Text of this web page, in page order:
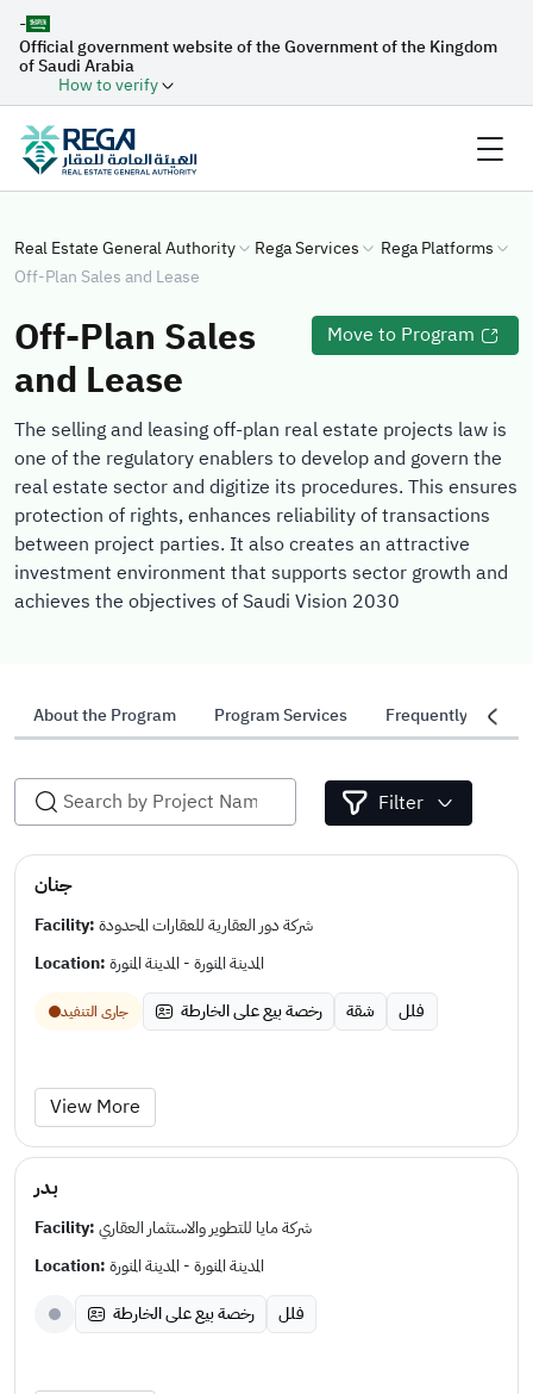
-
Official government website of the Government of the Kingdom
of Saudi Arabia
How to verify
Real Estate General Authority Rega Services
Rega Platforms
Off-Plan Sales and Lease
Off-Plan Sales
and Lease
Move to Program
The selling and leasing off-plan real estate projects law is
one of the regulatory enablers to develop and govern the
real estate sector and digitize its procedures. This ensures
protection of rights, enhances reliability of transactions
between project parties. It also creates an attractive
investment environment that supports sector growth and
achieves the objectives of Saudi Vision 2030
About the Program Program Services Frequently Asked
Filter
جنان
Facility:شركة دور العقارية للعقارات المحدودة
Location:المدينة المنورة - المدينة المنورة
جارى التنفيد رخصة بيع على الخارطة شقة فلل
View More
بدر
Facility:شركة مايا للتطوير والاستثمار العقاري
Location:المدينة المنورة - المدينة المنورة
رخصة بيع على الخارطة
فلل